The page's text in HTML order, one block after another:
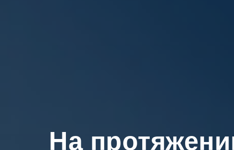
На